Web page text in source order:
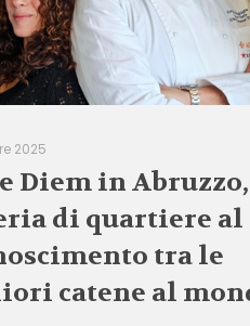
2025
Diem in
di quartiere al
tra le
catene al